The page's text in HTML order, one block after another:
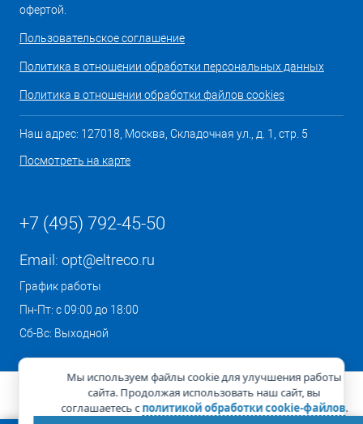
офертой.
Пользовательское соглашение
Политика в отношении обработки персональных данных
Политика в отношении обработки файлов cookies
Наш адрес: 127018, Москва, Складочная ул., д. 1, стр. 5
Посмотреть на карте
+7 (495) 792-45-50
Email: opt@eltreco.ru
График работы
Пн-Пт: с 09:00 до 18:00
Сб-Вс: Выходной
Мы используем файлы cookie для улучшения работы
сайта. Продолжая использовать наш сайт, вы
соглашаетесь сполитикой обработки cookie-файлов.